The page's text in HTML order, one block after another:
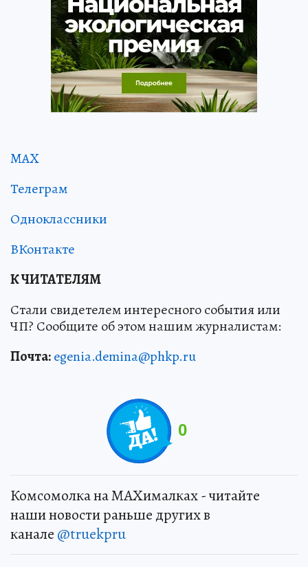
MAX
Телеграм
Одноклассники
ВКонтакте
К ЧИТАТЕЛЯМ
Стали свидетелем интересного события или
ЧП? Сообщите об этом нашим журналистам:
Почта:egenia.demina@phkp.ru
0
Комсомолка на MAXималках - читайте
наши новости раньше других в
канале @truekpru